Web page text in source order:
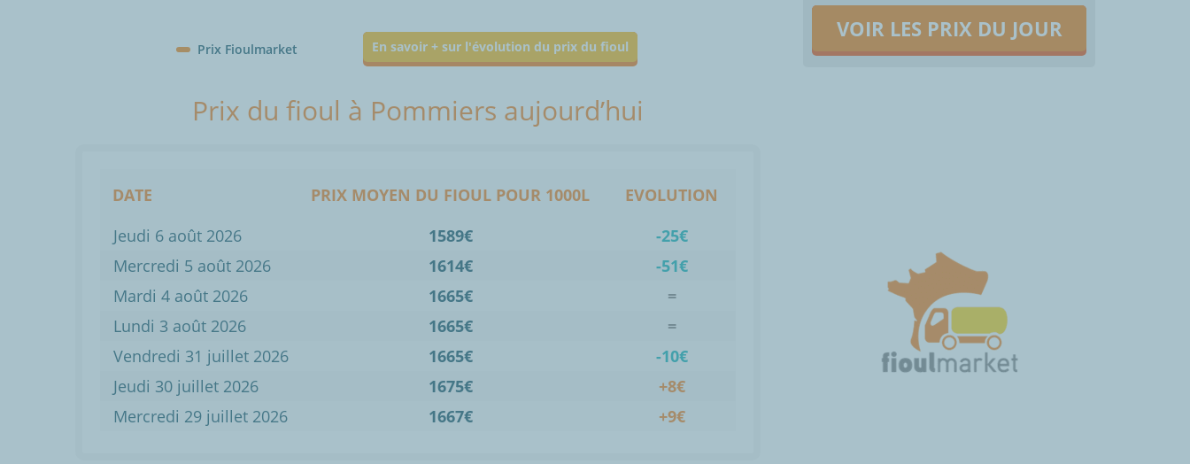
Prix Fioulmarket En savoir + sur l'évolution du prix du fioul
VOIR LES PRIX DU JOUR
Prix du fioul à Pommiers aujourd’hui
DATE PRIX MOYEN DU FIOUL POUR 1000L
EVOLUTION
Jeudi 6 août 2026
1589€
-25€
Mercredi 5 août 2026
1614€
-51€
Mardi 4 août 2026
1665€
=
Lundi 3 août 2026
1665€
=
Vendredi 31 juillet 2026
1665€
-10€
Jeudi 30 juillet 2026
1675€
+8€
Mercredi 29 juillet 2026
1667€ +9€